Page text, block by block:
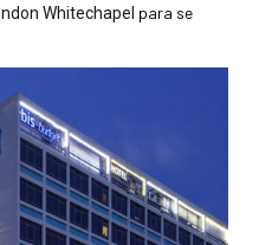
Whitechapel para se